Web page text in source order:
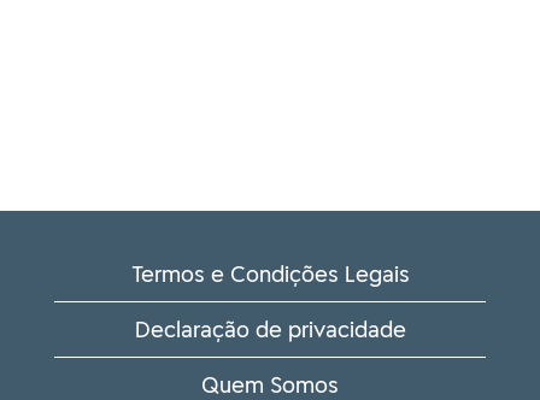
Termos e Condições Legais
Declaração de privacidade
Quem Somos